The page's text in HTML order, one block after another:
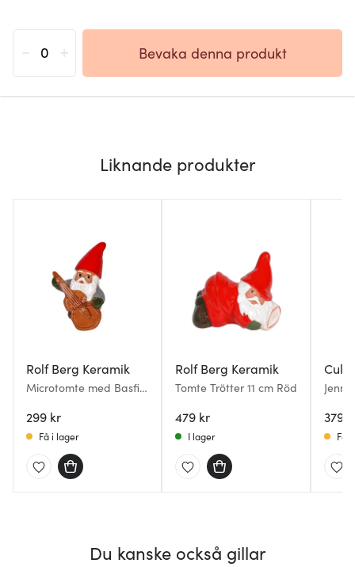
Bevaka denna produkt
Liknande produkter
Rolf Berg Keramik
Microtomte med Basfiol
299 kr
Få i lager
Rolf Berg Keramik
Tomte Trötter 11 cm Röd
479 kr
I lager
Cult
379
Få
Du kanske också gillar